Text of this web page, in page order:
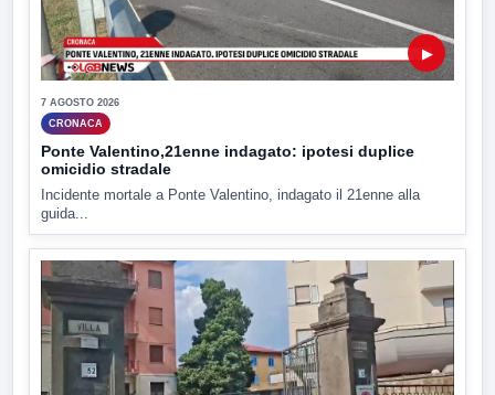
▶
7 AGOSTO 2026
CRONACA
Ponte Valentino,21enne indagato: ipotesi duplice
omicidio stradale
Incidente mortale a Ponte Valentino, indagato il 21enne alla
guida...